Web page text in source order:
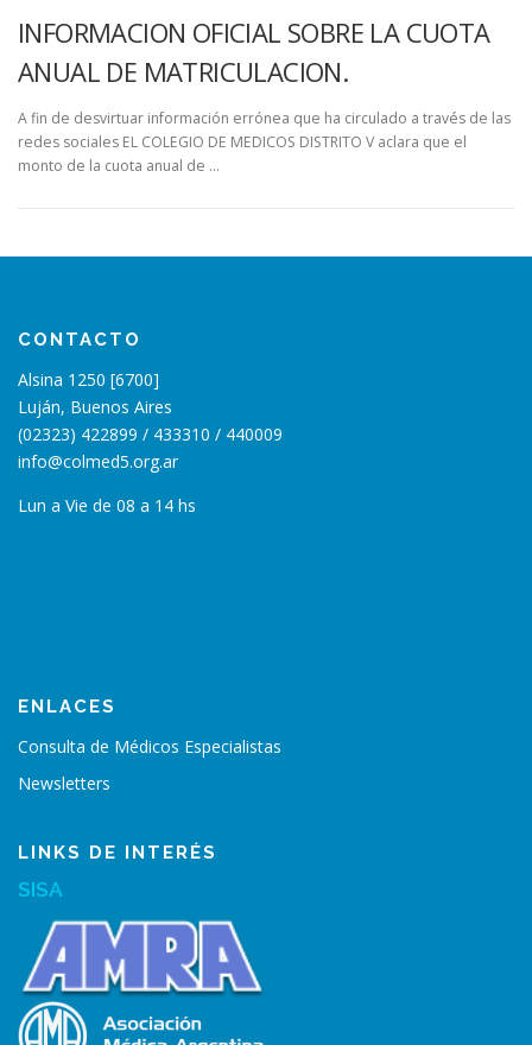
INFORMACION OFICIAL SOBRE LA CUOTA
ANUAL DE MATRICULACION.
A fin de desvirtuar información errónea que ha circulado a través de las
redes sociales EL COLEGIO DE MEDICOS DISTRITO V aclara que el
monto de la cuota anual de …
CONTACTO
Alsina 1250 [6700]
Luján, Buenos Aires
(02323) 422899 / 433310 / 440009
info@colmed5.org.ar
Lun a Vie de 08 a 14 hs
ENLACES
Consulta de Médicos Especialistas
Newsletters
LINKS DE INTERÉS
SISA